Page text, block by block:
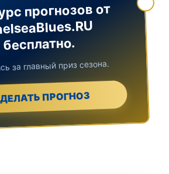
прогнозов от
бесплатно.
за главный приз сезона.
ПРОГНОЗ